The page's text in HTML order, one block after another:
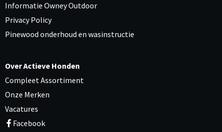
Informatie Owney Outdoor
Privacy Policy
Pinewood onderhoud en wasinstructie
Over Actieve Honden
Compleet Assortiment
Onze Merken
Vacatures
Facebook